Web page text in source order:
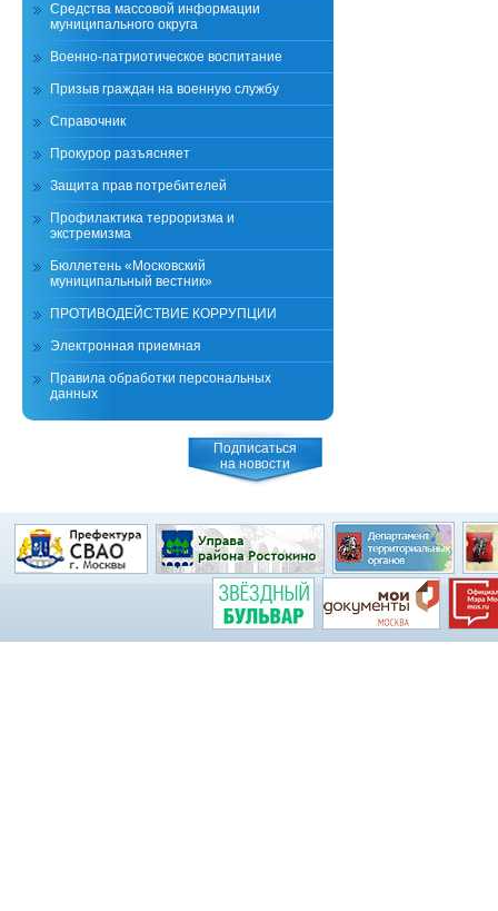
Средства массовой информации
муниципального округа
Военно-патриотическое воспитание
Призыв граждан на военную службу
Справочник
Прокурор разъясняет
Защита прав потребителей
Профилактика терроризма и
экстремизма
Бюллетень «Московский
муниципальный вестник»
ПРОТИВОДЕЙСТВИЕ КОРРУПЦИИ
Электронная приемная
Правила обработки персональных
данных
Подписаться
на новости